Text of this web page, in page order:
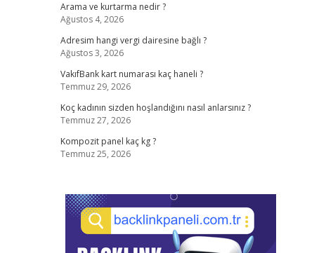
Arama ve kurtarma nedir ?
Ağustos 4, 2026
Adresim hangi vergi dairesine bağlı ?
Ağustos 3, 2026
VakıfBank kart numarası kaç haneli ?
Temmuz 29, 2026
Koç kadının sizden hoşlandığını nasıl anlarsınız ?
Temmuz 27, 2026
Kompozit panel kaç kg ?
Temmuz 25, 2026